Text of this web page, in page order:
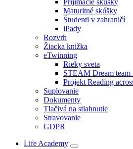
Maturitné skúšky
Študenti v zahraničí
iPady
Rozvrh
Žiacka knižka
eTwinning
Rieky sveta
STEAM Dream team
Projekt Reading
Suplovanie
Dokumenty
Tlačivá na stiahnutie
Stravovanie
GDPR
Life Academy